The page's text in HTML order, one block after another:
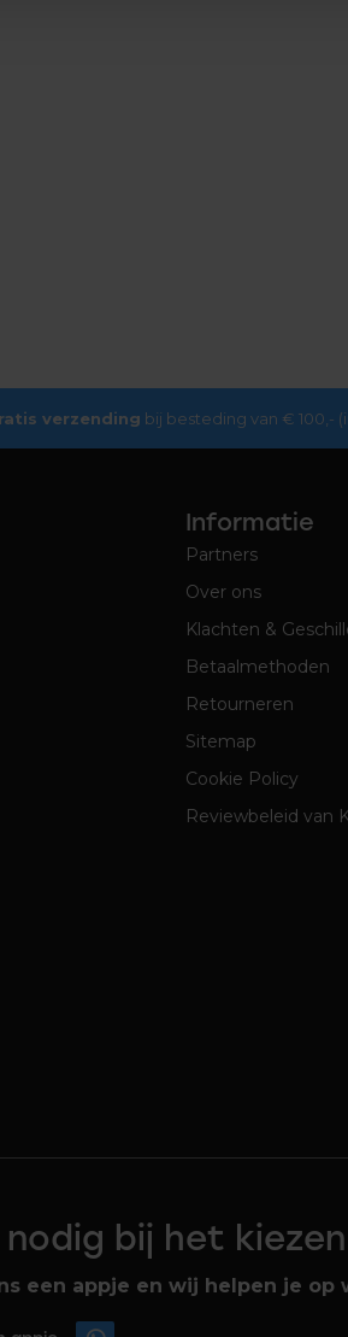
verzending bij besteding van € 100,-
Informatie
Partners
Over ons
Klachten &
Betaalmethoden
Retourneren
Sitemap
Cookie Policy
Reviewbeleid van
nodig bij het
een appje en wij helpen je